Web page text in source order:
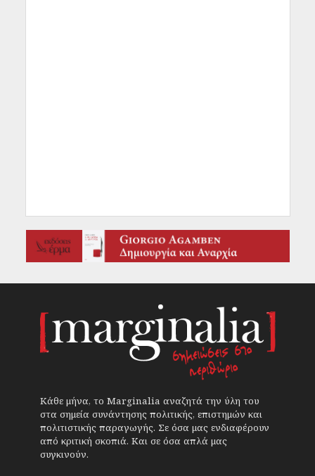
Κάθε μήνα, το Marginalia αναζητά την ύλη του
στα σημεία συνάντησης πολιτικής, επιστημών και
πολιτιστικής παραγωγής. Σε όσα μας ενδιαφέρουν
από κριτική σκοπιά. Και σε όσα απλά μας
συγκινούν.